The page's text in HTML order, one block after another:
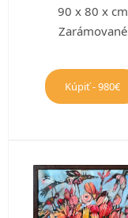
90 x 80 x cm
Zarámované
Kúpiť - 980€